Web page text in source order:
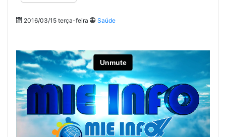
2016/03/15 terça-feira Saúde